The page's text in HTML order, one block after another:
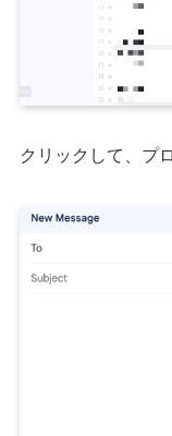
クリックして、プ